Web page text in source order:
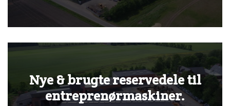
Nye & brugte reservedele til
entreprenørmaskiner.